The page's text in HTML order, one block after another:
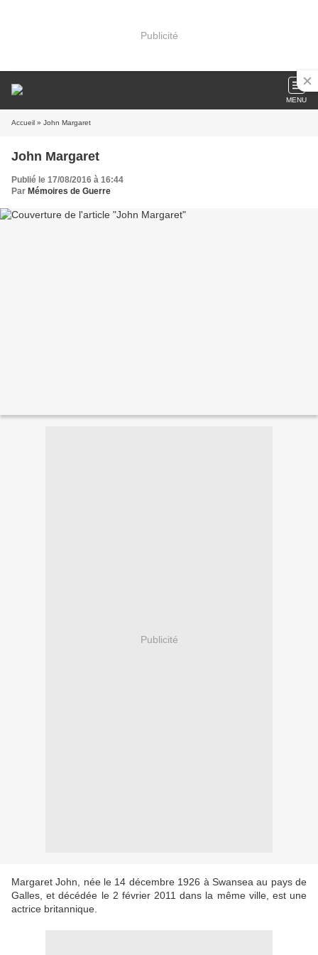
Publicité
MENU
Accueil » John Margaret
John Margaret
Publié le 17/08/2016 à 16:44
Par Mémoires de Guerre
Publicité
Margaret John, née le 14 décembre 1926 à Swansea au pays de
Galles, et décédée le 2 février 2011 dans la même ville, est une
actrice britannique.